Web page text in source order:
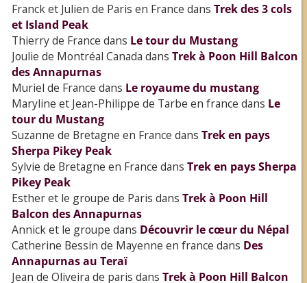
Franck et Julien de Paris en France dans Trek des 3 cols
et Island Peak
Thierry de France dans Le tour du Mustang
Joulie de Montréal Canada dans Trek à Poon Hill Balcon
des Annapurnas
Muriel de France dans Le royaume du mustang
Maryline et Jean-Philippe de Tarbe en france dans Le
tour du Mustang
Suzanne de Bretagne en France dans Trek en pays
Sherpa Pikey Peak
Sylvie de Bretagne en France dans Trek en pays Sherpa
Pikey Peak
Esther et le groupe de Paris dans Trek à Poon Hill
Balcon des Annapurnas
Annick et le groupe dans Découvrir le cœur du Népal
Catherine Bessin de Mayenne en france dans Des
Annapurnas au Teraï
Jean de Oliveira de paris dans Trek à Poon Hill Balcon